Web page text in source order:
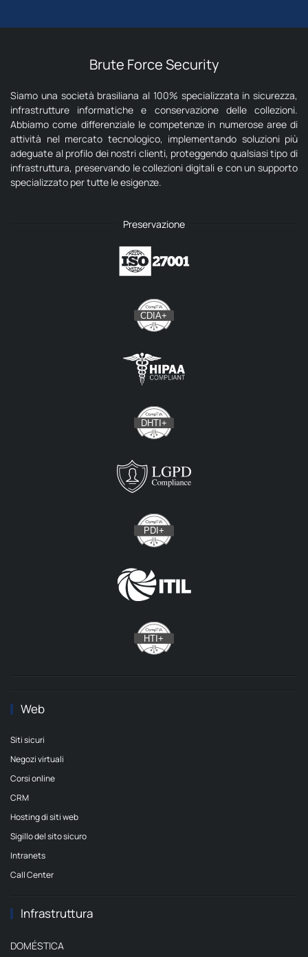
Brute Force Security
Siamo una società brasiliana al 100% specializzata in sicurezza,
infrastrutture informatiche e conservazione delle collezioni.
Abbiamo come differenziale le competenze in numerose aree di
attività nel mercato tecnologico, implementando soluzioni più
adeguate al profilo dei nostri clienti, proteggendo qualsiasi tipo di
infrastruttura, preservando le collezioni digitali e con un supporto
specializzato per tutte le esigenze.
Preservazione
Web
Siti sicuri
Negozi virtuali
Corsi online
CRM
Hosting di siti web
Sigillo del sito sicuro
Intranets
Call Center
Infrastruttura
DOMÉSTICA